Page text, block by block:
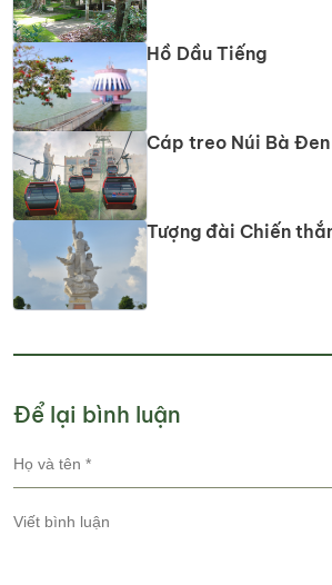
Hồ Dầu Tiếng
Cáp treo Núi Bà Đen
Tượng đài Chiến
Để lại bình luận